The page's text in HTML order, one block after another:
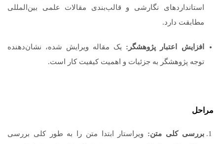
استانداردهای نگارشی و قالب‌بندی مقالات علمی بین‌المللی
مطابقت دارد.
افزایش اعتبار پژوهشگر: یک مقاله ویرایش شده، نشان‌دهنده
توجه پژوهشگر به جزئیات و اهمیت کیفیت کار است.
مراحل
بررسی کلی متن: ویراستار ابتدا متن را به طور کلی بررسی